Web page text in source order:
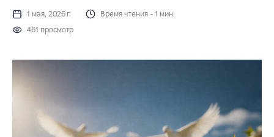
1 мая, 2026 г.
Время чтения - 1 мин.
461 просмотр